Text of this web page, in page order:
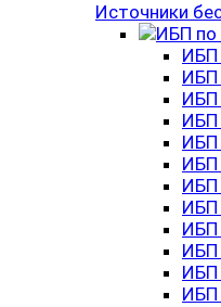
Источники
ИБП
ИБП
ИБП
ИБП
ИБП
ИБП
ИБП
ИБП
ИБП
ИБП
ИБП
ИБП